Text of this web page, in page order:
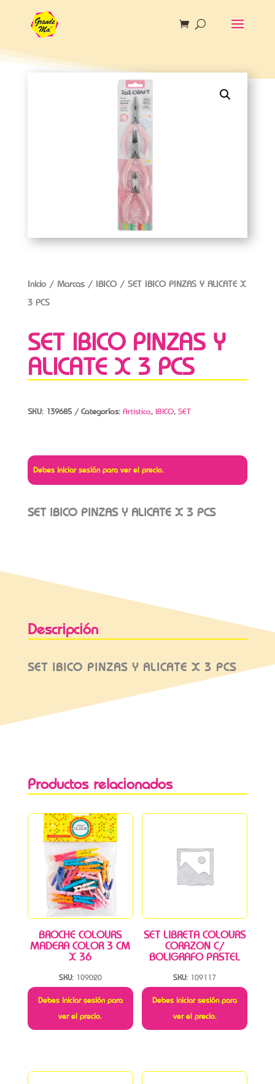
Inicio/ Marcas/ IBICO/ SET IBICO PINZAS Y ALICATE X
3 PCS
SET IBICO PINZAS Y
ALICATE X 3 PCS
SKU: 139685 Categorías: Artistica, IBICO, SET
Debes iniciar sesión para ver el precio.
SET IBICO PINZAS Y ALICATE X 3 PCS
Descripción
SET IBICO PINZAS Y ALICATE X 3 PCS
Productos relacionados
BROCHE COLOURS
MADERA COLOR 3 CM
X 36
SKU: 109020
Debes iniciar sesión para
ver el precio.
SET LIBRETA COLOURS
CORAZON C/
BOLIGRAFO PASTEL
SKU: 109117
Debes iniciar sesión para
ver el precio.